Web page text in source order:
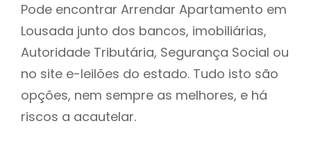
Pode encontrar Arrendar Apartamento em
Lousada junto dos bancos, imobiliárias,
Autoridade Tributária, Segurança Social ou
no site e-leilões do estado. Tudo isto são
opções, nem sempre as melhores, e há
riscos a acautelar.